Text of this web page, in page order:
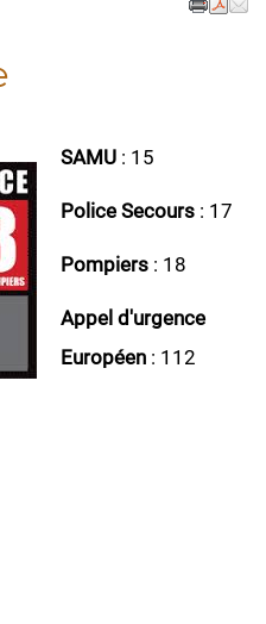
SAMU : 15
Police Secours : 17
Pompiers : 18
Appel d'urgence
Européen : 112